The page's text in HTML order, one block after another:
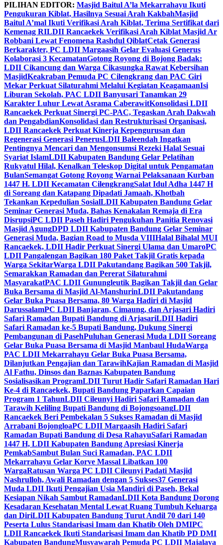
PILIHAN EDITOR: Masjid Baitul A’la Mekarrahayu Ikuti
Pengukuran Kiblat, Hasilnya Sesuai Arah KakbahMasjid
Baitul A’mal Ikuti Verifikasi Arah Kiblat, Terima Sertifikat dari
Kemenag RILDII Rancaekek Verifikasi Arah Kiblat Masjid Ar
Robbani Lewat Fenomena Rashdul QiblatCetak Generasi
Berkarakter, PC LDII Margaasih Gelar Evaluasi Generus
Kolaborasi 3 KecamatanGotong Royong di Bojong Badak:
LDII Cikancung dan Warga Cikasungka Rawat Kebersihan
MasjidKeakraban Pemuda PC Cilengkrang dan PAC Giri
Mekar Perkuat Silaturahmi Melalui Kegiatan KeagamaanIsi
Liburan Sekolah, PAC LDII Banyusari Tanamkan 29
Karakter Luhur Lewat Asrama CaberawitKonsolidasi LDII
Rancaekek Perkuat Sinergi PC-PAC, Tegaskan Arah Dakwah
dan PengabdianKonsolidasi dan Restrukturisasi Organisasi,
LDII Rancaekek Perkuat Kinerja Kepengurusan dan
Regenerasi Generasi PenerusLDII Baleendah Ingatkan
Pentingnya Mencari dan Mengonsumsi Rezeki Halal Sesuai
Syariat IslamLDII Kabupaten Bandung Gelar Pelatihan
Rukyatul Hilal, Kenalkan Teleskop Digital untuk Pengamatan
BulanSemangat Gotong Royong Warnai Pelaksanaan Kurban
1447 H. LDII Kecamatan CilengkrangSalat Idul Adha 1447 H
di Soreang dan Katapang Dipadati Jamaah, Khotbah
Tekankan Kepedulian SosialLDII Kabupaten Bandung Gelar
Seminar Generasi Muda, Bahas Kenakalan Remaja di Era
DisrupsiPC LDII Paseh Hadiri Pengukuhan Panitia Renovasi
Masjid AgungDPD LDII Kabupaten Bandung Gelar Seminar
Generasi Muda, Bagian Road to Musda VIIIHalal Bihalal MUI
Rancaekek, LDII Hadir Perkuat Sinergi Ulama dan UmaroPC
LDII Pangalengan Bagikan 180 Paket Takjil Gratis kepada
Warga SekitarWarga LDII Pakutandang Bagikan 500 Takjil,
Semarakkan Ramadan dan Pererat Silaturahmi
MasyarakatPAC LDII Gunungleutik Bagikan Takjil dan Gelar
Buka Bersama di Masjid Al-ManshurinLDII Pakutandang
Gelar Buka Puasa Bersama, 80 Warga Hadiri di Masjid
DarussalamPC LDII Banjaran, Cimaung, dan Arjasari Hadiri
Safari Ramadan Bupati Bandung di ArjasariLDII Hadiri
Safari Ramadan ke-5 Bupati Bandung, Dukung Sinergi
Pembangunan di PasehPuluhan Generasi Muda LDII Soreang
Gelar Buka Puasa Bersama di Masjid Manbaul HudaWarga
PAC LDII Mekarrahayu Gelar Buka Puasa Bersama,
Dilanjutkan Pengajian dan TarawihKajian Ramadan di Masjid
Al Fathu, Dinsos dan Baznas Kabupaten Bandung
Sosialisasikan ProgramLDII Turut Hadir Safari Ramadan Hari
Ke-4 di Rancaekek, Bupati Bandung Paparkan Capaian
Program 1 TahunLDII Cileunyi Hadiri Safari Ramadan dan
Tarawih Keliling Bupati Bandung di BojongsoangLDII
Rancaekek Beri Pembekalan 5 Sukses Ramadan di Masjid
Arrabani BojongloaPC LDII Margaasih Hadiri Safari
Ramadan Bupati Bandung di Desa RahayuSafari Ramadan
1447 H, LDII Kabupaten Bandung Apresiasi Kinerja
PemkabSambut Bulan Suci Ramadan, PAC LDII
Mekarrahayu Gelar Korve Massal Libatkan 100
WargaRatusan Warga PC LDII Cileunyi Padati Masjid
Nashrulloh, Awali Ramadan dengan 5 Sukses37 Generasi
Muda LDII Ikuti Pengajian Usia Mandiri di Paseh, Bekal
Kesiapan Nikah Sambut RamadanLDII Kota Bandung Dorong
Kesadaran Kesehatan Mental Lewat Ruang Tumbuh Keluarga
dan DiriLDII Kabupaten Bandung Turut Andil 70 dari 140
Peserta Lulus Standarisasi Imam dan Khatib Oleh DMIPC
LDII Rancaekek Ikuti Standarisasi Imam dan Khatib PD DMI
Kabupaten BandungMusyawarah Pemuda PC LDII Majalaya